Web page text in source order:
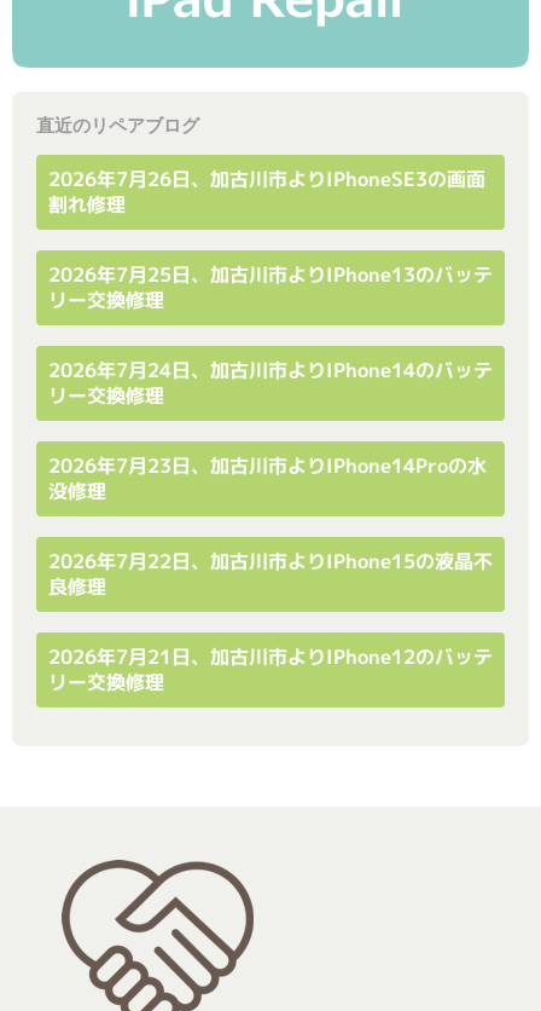
直近のリペアブログ
2026年7月26日、加古川市よりiPhoneSE3の画面
割れ修理
2026年7月25日、加古川市よりiPhone13のバッテ
リー交換修理
2026年7月24日、加古川市よりiPhone14のバッテ
リー交換修理
2026年7月23日、加古川市よりiPhone14Proの水
没修理
2026年7月22日、加古川市よりiPhone15の液晶不
良修理
2026年7月21日、加古川市よりiPhone12のバッテ
リー交換修理